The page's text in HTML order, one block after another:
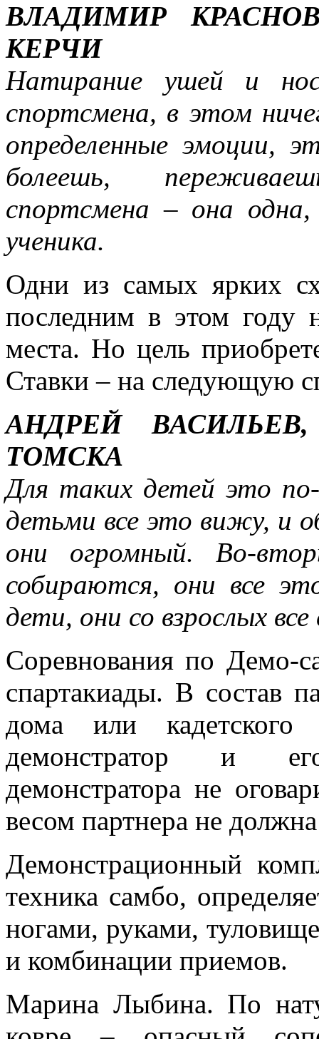
ВЛАДИМИР
КЕРЧИ
Натирание ушей и
спортсмена, в этом
определенные эмоции,
болеешь,
спортсмена – она
ученика.
Одни из самых ярких
последним в этом году
места. Но цель
Ставки – на следующую
АНДРЕЙ
ТОМСКА
Для таких детей это
детьми все это вижу, и
они огромный. Во-
собираются, они все
дети, они со взрослых
Соревнования по Демо-
спартакиады. В состав
дома или кадетского
демонстратор и
демонстратора не
весом партнера не
Демонстрационный
техника самбо,
ногами, руками,
и комбинации приемов.
Марина Лыбина. По